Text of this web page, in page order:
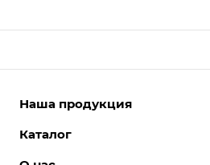
Наша продукция
EASY FOOD
Каталог